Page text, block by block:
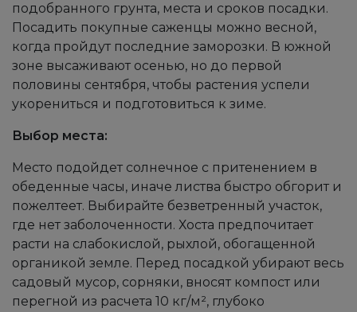
подобранного грунта, места и сроков посадки.
Посадить покупные саженцы можно весной,
когда пройдут последние заморозки. В южной
зоне высаживают осенью, но до первой
половины сентября, чтобы растения успели
укорениться и подготовиться к зиме.
Выбор места:
Место подойдет солнечное с притенением в
обеденные часы, иначе листва быстро обгорит и
пожелтеет. Выбирайте безветренный участок,
где нет заболоченности. Хоста предпочитает
расти на слабокислой, рыхлой, обогащенной
органикой земле. Перед посадкой убирают весь
садовый мусор, сорняки, вносят компост или
перегной из расчета 10 кг/м², глубоко